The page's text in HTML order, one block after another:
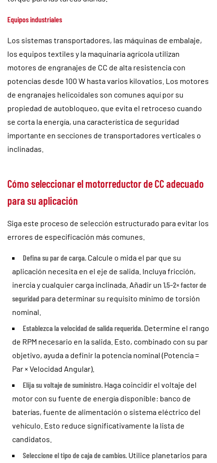
Equipos industriales
Los sistemas transportadores, las máquinas de embalaje,
los equipos textiles y la maquinaria agrícola utilizan
motores de engranajes de CC de alta resistencia con
potencias desde 100 W hasta varios kilovatios. Los motores
de engranajes helicoidales son comunes aquí por su
propiedad de autobloqueo, que evita el retroceso cuando
se corta la energía, una característica de seguridad
importante en secciones de transportadores verticales o
inclinadas.
Cómo seleccionar el motorreductor de CC adecuado
para su aplicación
Siga este proceso de selección estructurado para evitar los
errores de especificación más comunes.
Defina su par de carga. Calcule o mida el par que su
aplicación necesita en el eje de salida. Incluya fricción,
inercia y cualquier carga inclinada. Añadir un 1,5–2× factor de
seguridad para determinar su requisito mínimo de torsión
nominal.
Establezca la velocidad de salida requerida. Determine el rango
de RPM necesario en la salida. Esto, combinado con su par
objetivo, ayuda a definir la potencia nominal (Potencia =
Par × Velocidad Angular).
Elija su voltaje de suministro. Haga coincidir el voltaje del
motor con su fuente de energía disponible: banco de
baterías, fuente de alimentación o sistema eléctrico del
vehículo. Esto reduce significativamente la lista de
candidatos.
Seleccione el tipo de caja de cambios. Utilice planetarios para